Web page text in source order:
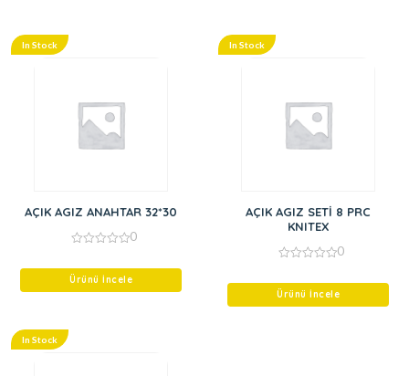
In Stock
AÇIK AGIZ ANAHTAR 32*30
of
0
Ürünü İncele
In Stock
AÇIK AGIZ SETİ 8 PRC
KNITEX
of
0
Ürünü İncele
In Stock